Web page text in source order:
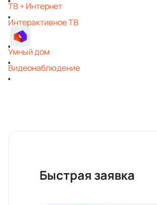
ТВ + Интернет
Интерактивное ТВ
Умный дом
Видеонаблюдение
Быстрая заявка